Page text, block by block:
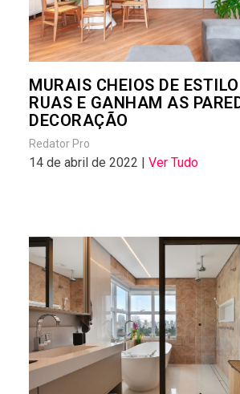
MURAIS CHEIOS DE
RUAS E GANHAM AS
DECORAÇÃO
Redator Pro
14 de abril de 2022 | Ver Tudo